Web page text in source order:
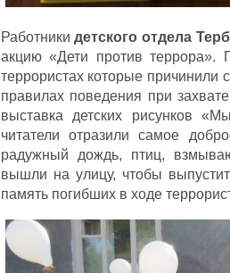
Работникидетского отдела
акцию «Дети против террора».
террористах которые причинили
правилах поведения при
выставка детских рисунков
читатели отразили самое
радужный дождь, птиц,
вышли на улицу, чтобы
память погибших в ходе